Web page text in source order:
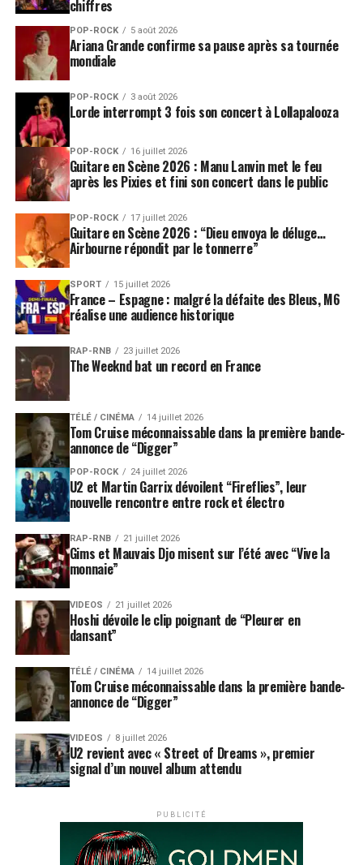
chiffres
POP-ROCK 5 août 2026
Ariana Grande confirme sa pause après sa tournée
mondiale
POP-ROCK 3 août 2026
Lorde interrompt 3 fois son concert à Lollapalooza
POP-ROCK 16 juillet 2026
Guitare en Scène 2026 : Manu Lanvin met le feu
après les Pixies et fini son concert dans le public
POP-ROCK 17 juillet 2026
Guitare en Scène 2026 : “Dieu envoya le déluge…
Airbourne répondit par le tonnerre”
SPORT 15 juillet 2026
France – Espagne : malgré la défaite des Bleus, M6
réalise une audience historique
RAP-RNB 23 juillet 2026
The Weeknd bat un record en France
TÉLÉ / CINÉMA 14 juillet 2026
Tom Cruise méconnaissable dans la première bande-
annonce de “Digger”
POP-ROCK 24 juillet 2026
U2 et Martin Garrix dévoilent “Fireflies”, leur
nouvelle rencontre entre rock et électro
RAP-RNB 21 juillet 2026
Gims et Mauvais Djo misent sur l’été avec “Vive la
monnaie”
VIDEOS 21 juillet 2026
Hoshi dévoile le clip poignant de “Pleurer en
dansant”
TÉLÉ / CINÉMA 14 juillet 2026
Tom Cruise méconnaissable dans la première bande-
annonce de “Digger”
VIDEOS 8 juillet 2026
U2 revient avec « Street of Dreams », premier
signal d’un nouvel album attendu
PUBLICITÉ